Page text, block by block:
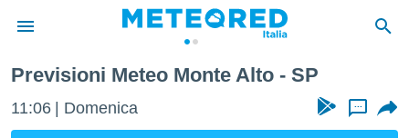
di
Previsioni Meteo Monte Alto - SP
11:06 Domenica ...